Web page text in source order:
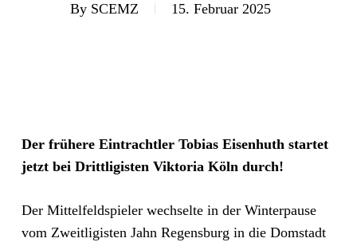
By SCEMZ 15. Februar 2025
Der frühere Eintrachtler Tobias Eisenhuth startet
jetzt bei Drittligisten Viktoria Köln durch!
Der Mittelfeldspieler wechselte in der Winterpause
vom Zweitligisten Jahn Regensburg in die Domstadt